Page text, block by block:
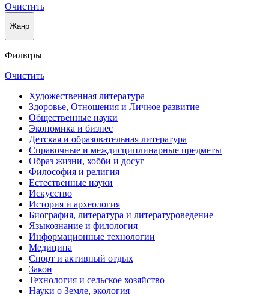
Очистить
Жанр
Фильтры
Очистить
Художественная литература
Здоровье, Отношения и Личное развитие
Общественные науки
Экономика и бизнес
Детская и образовательная литература
Справочные и междисциплинарные предметы
Образ жизни, хобби и досуг
Философия и религия
Естественные науки
Искусство
История и археология
Биография, литература и литературоведение
Языкознание и филология
Информационные технологии
Медицина
Спорт и активный oтдых
Закон
Технология и сельское хозяйство
Науки о Земле, экология